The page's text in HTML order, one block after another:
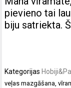
pievieno tai
biju satriekta.
Kategorijas
veļas mazgāšana,